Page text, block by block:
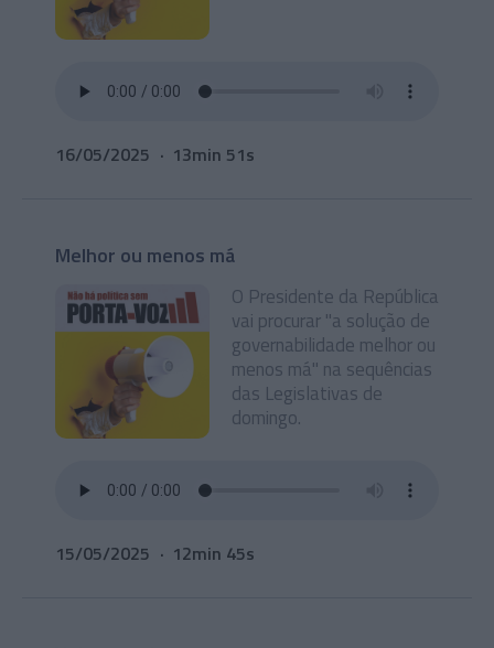
16/05/2025 13min 51s
Melhor ou menos má
O Presidente da República
vai procurar "a solução de
governabilidade melhor ou
menos má" na sequências
das Legislativas de
domingo.
15/05/2025 12min 45s